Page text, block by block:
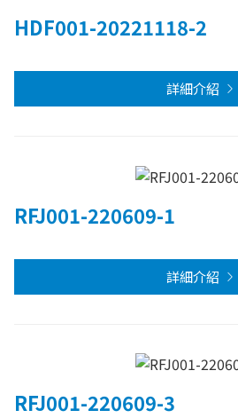
HDF001-20221118-2
詳細介紹
RFJ001-220609-1
詳細介紹
RFJ001-220609-3